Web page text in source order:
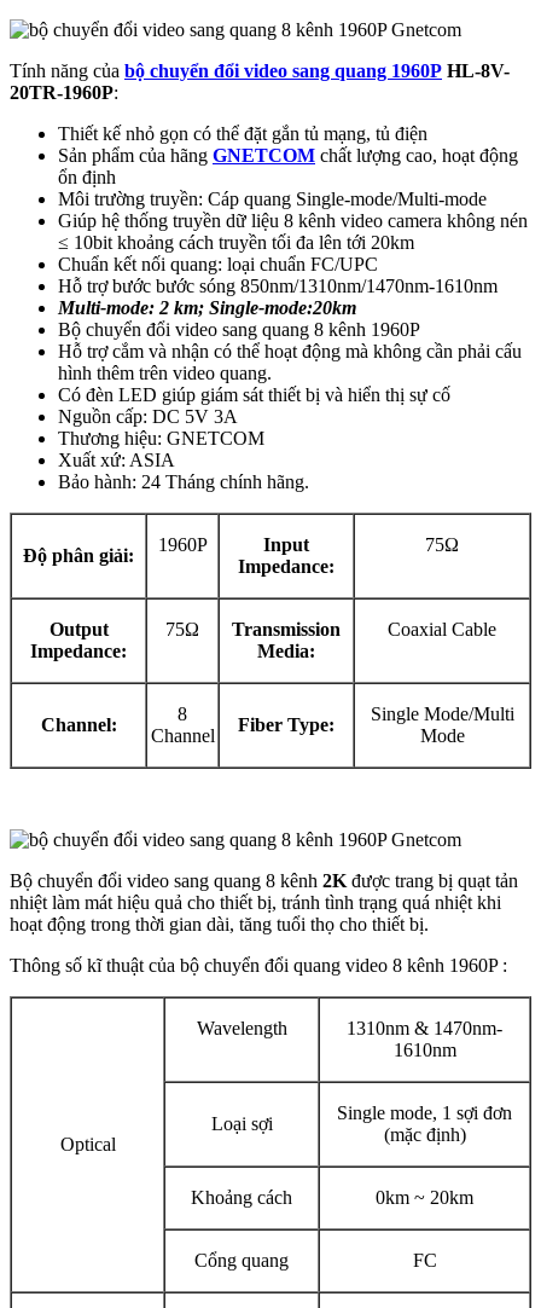
Tính năng của bộ chuyển đổi video sang quang 1960P HL-8V-
20TR-1960P:
Thiết kế nhỏ gọn có thể đặt gắn tủ mạng, tủ điện
Sản phẩm của hãng GNETCOM chất lượng cao, hoạt động
ổn định
Môi trường truyền: Cáp quang Single-mode/Multi-mode
Giúp hệ thống truyền dữ liệu 8 kênh video camera không nén
≤ 10bit khoảng cách truyền tối đa lên tới 20km
Chuẩn kết nối quang: loại chuẩn FC/UPC
Hỗ trợ bước bước sóng 850nm/1310nm/1470nm-1610nm
Multi-mode: 2 km; Single-mode:20km
Bộ chuyển đổi video sang quang 8 kênh 1960P
Hỗ trợ cắm và nhận có thể hoạt động mà không cần phải cấu
hình thêm trên video quang.
Có đèn LED giúp giám sát thiết bị và hiển thị sự cố
Nguồn cấp: DC 5V 3A
Thương hiệu: GNETCOM
Xuất xứ: ASIA
Bảo hành: 24 Tháng chính hãng.
Độ phân giải:
1960P
Input
Impedance:
75Ω
Output
Impedance:
75Ω
Transmission
Media:
Coaxial Cable
Channel:
8
Channel
Fiber Type:
Single Mode/Multi
Mode
Bộ chuyển đổi video sang quang 8 kênh 2K được trang bị quạt tản
nhiệt làm mát hiệu quả cho thiết bị, tránh tình trạng quá nhiệt khi
hoạt động trong thời gian dài, tăng tuổi thọ cho thiết bị.
Thông số kĩ thuật của bộ chuyển đổi quang video 8 kênh 1960P :
Optical
Wavelength
1310nm & 1470nm-
1610nm
Loại sợi
Single mode, 1 sợi đơn
(mặc định)
Khoảng cách 0km ~ 20km
Cổng quang FC